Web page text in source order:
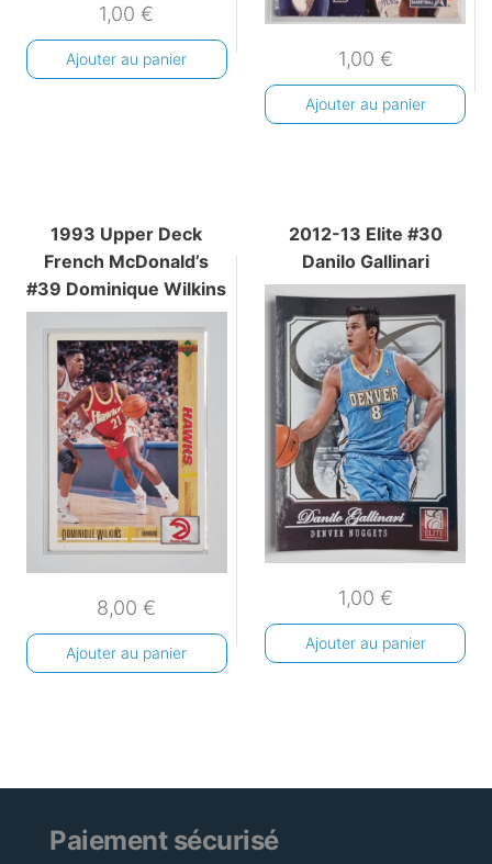
1,00€
Ajouter au panier 1,00 €
Ajouter au panier
1993 Upper Deck
French McDonald’s
#39 Dominique Wilkins
8,00€
Ajouter au panier
2012-13 Elite #30
Danilo Gallinari
1,00 €
Ajouter au panier
Paiement sécurisé